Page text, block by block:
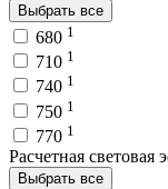
Выбрать все
680 1
710 1
740 1
750 1
770 1
Расчетная
Выбрать все